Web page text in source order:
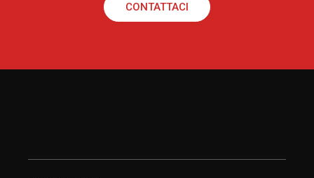
CONTATTACI